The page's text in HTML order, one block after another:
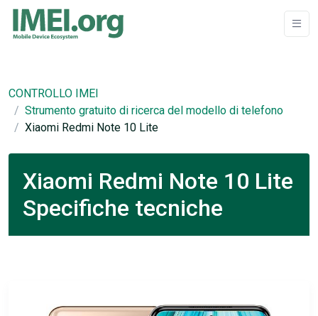
CONTROLLO IMEI
Strumento gratuito di ricerca del modello di telefono
Xiaomi Redmi Note 10 Lite
Xiaomi Redmi Note 10 Lite
Specifiche tecniche